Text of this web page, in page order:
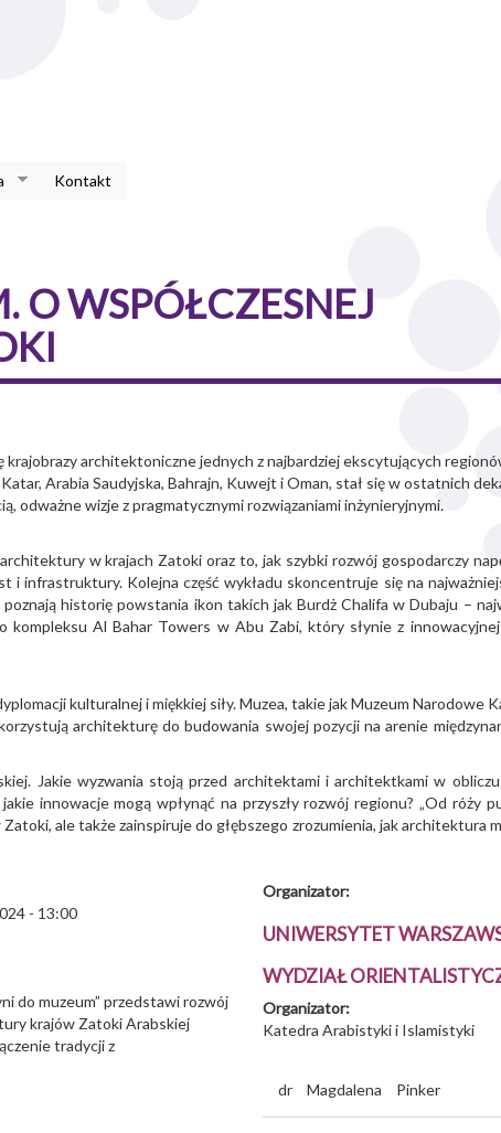
Kontakt
O WSPÓŁCZESNEJ
architektoniczne jednych z najbardziej ekscytujących
Arabia Saudyjska, Bahrajn, Kuwejt i Oman, stał się w ostatnich
odważne wizje z pragmatycznymi rozwiązaniami inżynieryjnymi.
w krajach Zatoki oraz to, jak szybki rozwój gospodarczy
infrastruktury. Kolejna część wykładu skoncentruje się na
historię powstania ikon takich jak Burdż Chalifa w Dubaju –
Al Bahar Towers w Abu Zabi, który słynie z
kulturalnej i miękkiej siły. Muzea, takie jak Muzeum Narodowe
architekturę do budowania swojej pozycji na arenie
Jakie wyzwania stoją przed architektami i architektkami w obliczu
innowacje mogą wpłynąć na przyszły rozwój regionu? „Od róży
ale także zainspiruje do głębszego zrozumienia, jak architektura
- 13:00
do muzeum” przedstawi rozwój
krajów Zatoki Arabskiej
tradycji z
Organizator:
UNIWERSYTET
WYDZIAŁ
Organizator:
Katedra Arabistyki i Islamistyki
dr Magdalena Pinker